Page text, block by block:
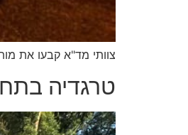
צוותי מד"א קבעו את מותה
טרגדיה בתחנת הרכבת-